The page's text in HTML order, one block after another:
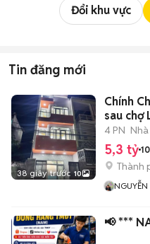
Đổi khu vực
Tin đăng mới
38 giây trước 10
Chính
sau chợ
4 PN
5,3 tỷ
Thành
📢 ***